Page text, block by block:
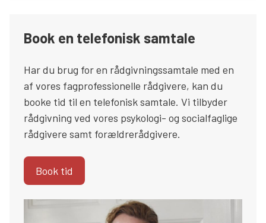
Book en telefonisk samtale
Har du brug for en rådgivningssamtale med en
af vores fagprofessionelle rådgivere, kan du
booke tid til en telefonisk samtale. Vi tilbyder
rådgivning ved vores psykologi- og socialfaglige
rådgivere samt forældrerådgivere.
Book tid